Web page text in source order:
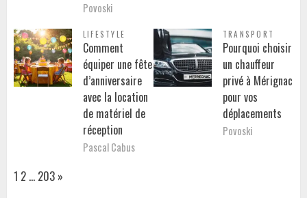
Povoski
LIFESTYLE
Comment
équiper une fête
d’anniversaire
avec la location
de matériel de
réception
Pascal Cabus
TRANSPORT
Pourquoi choisir
un chauffeur
privé à Mérignac
pour vos
déplacements
Povoski
Page:
1 2 … 203 Next
»